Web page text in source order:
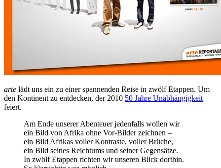
arte lädt uns ein zu einer spannenden Reise in zwölf Etappen. Um
den Kontinent zu entdecken, der 2010 50 Jahre Unabhängigkeit
feiert.
Am Ende unserer Abenteuer jedenfalls wollen wir
ein Bild von Afrika ohne Vor-Bilder zeichnen –
ein Bild Afrikas voller Kontraste, voller Brüche,
ein Bild seines Reichtums und seiner Gegensätze.
In zwölf Etappen richten wir unseren Blick dorthin.